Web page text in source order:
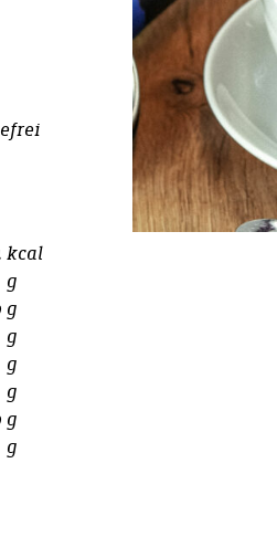
kcal
g
g
g
g
g
g
g